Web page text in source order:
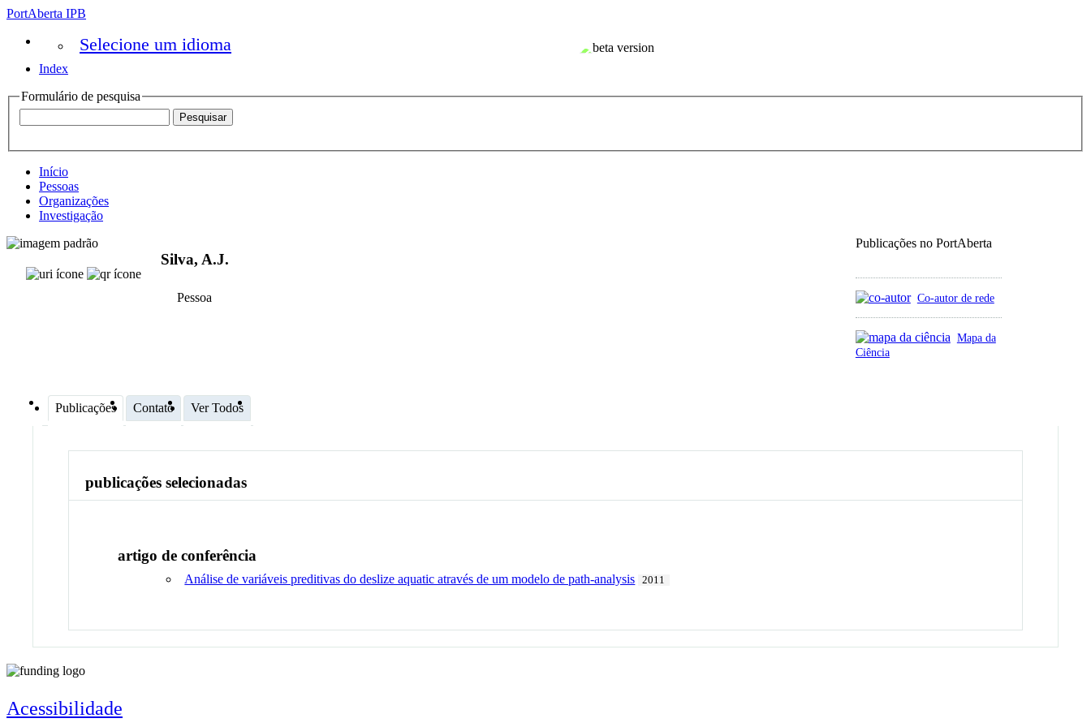
PortAberta IPB
Selecione um idioma
Index
Formulário de pesquisa
Início
Pessoas
Organizações
Investigação
Publicações no PortAberta
Co-autor de rede
Mapa da
Ciência
Silva, A.J.
Pessoa
Publicações Contato Ver Todos
publicações selecionadas
artigo de conferência
Análise de variáveis preditivas do deslize aquatic através de um modelo de path-analysis 2011
Acessibilidade